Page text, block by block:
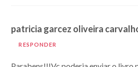
patricia garcez oliveira
RESPONDER